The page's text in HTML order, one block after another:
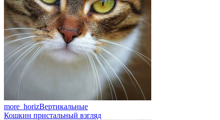
more_horizВертикальные
Кошкин пристальный взгляд